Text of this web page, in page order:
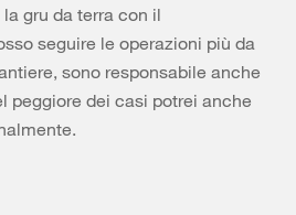
gru da terra con il
seguire le operazioni più da
sono responsabile anche
peggiore dei casi potrei anche